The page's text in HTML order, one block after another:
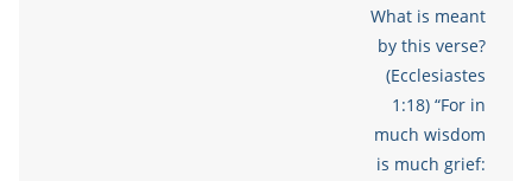
What is meant
by this verse?
(Ecclesiastes
1:18) “For in
much wisdom
is much grief: